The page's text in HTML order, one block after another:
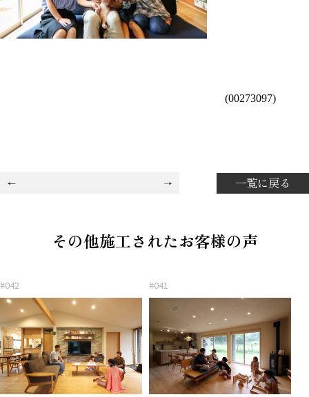
(00273097)
一覧に戻る
その他施工されたお客様の声
#042 #041